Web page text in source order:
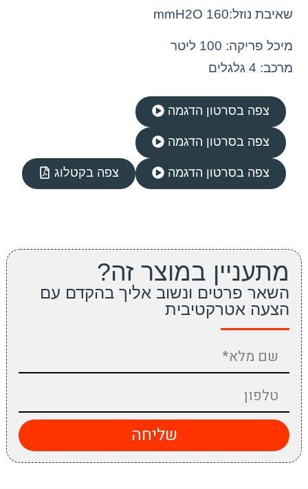
שאיבת נוזל:160 mmH2O
מיכל פריקה: 100 ליטר
מרכב: 4 גלגלים
צפה בסרטון הדגמה
צפה בסרטון הדגמה
צפה בסרטון הדגמה צפה בקטלוג
מתעניין במוצר זה?
השאר פרטים ונשוב אליך בהקדם עם
הצעה אטרקטיבית
שליחה